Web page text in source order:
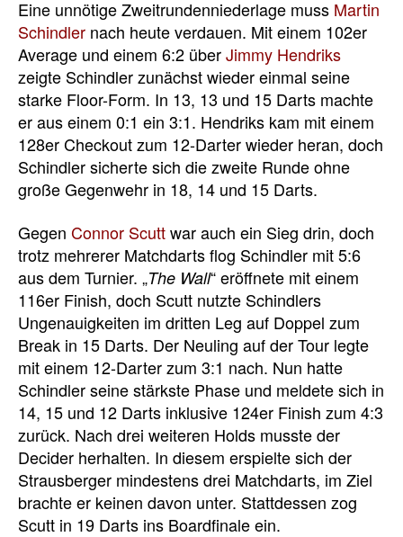
Eine unnötige Zweitrundenniederlage muss Martin
Schindler nach heute verdauen. Mit einem 102er
Average und einem 6:2 überJimmy Hendriks
zeigte Schindler zunächst wieder einmal seine
starke Floor-Form. In 13, 13 und 15 Darts machte
er aus einem 0:1 ein 3:1. Hendriks kam mit einem
128er Checkout zum 12-Darter wieder heran, doch
Schindler sicherte sich die zweite Runde ohne
große Gegenwehr in 18, 14 und 15 Darts.
Gegen Connor Scuttwar auch ein Sieg drin, doch
trotz mehrerer Matchdarts flog Schindler mit 5:6
aus dem Turnier. „The Wall“ eröffnete mit einem
116er Finish, doch Scutt nutzte Schindlers
Ungenauigkeiten im dritten Leg auf Doppel zum
Break in 15 Darts. Der Neuling auf der Tour legte
mit einem 12-Darter zum 3:1 nach. Nun hatte
Schindler seine stärkste Phase und meldete sich in
14, 15 und 12 Darts inklusive 124er Finish zum 4:3
zurück. Nach drei weiteren Holds musste der
Decider herhalten. In diesem erspielte sich der
Strausberger mindestens drei Matchdarts, im Ziel
brachte er keinen davon unter. Stattdessen zog
Scutt in 19 Darts ins Boardfinale ein.